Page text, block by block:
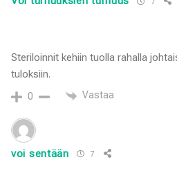
Steriloinnit kehiin tuolla rahalla
tuloksiin.
0 Vastaa
voi sentään 7